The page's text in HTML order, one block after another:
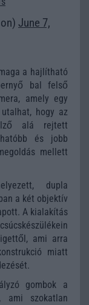
June 7,
a hajlítható
bal felső
amely egy
hogy az
alá rejtett
és jobb
mellett
dupla
a két objektív
A kialakítás
ami arra
miatt
gombok a
ami szokatlan